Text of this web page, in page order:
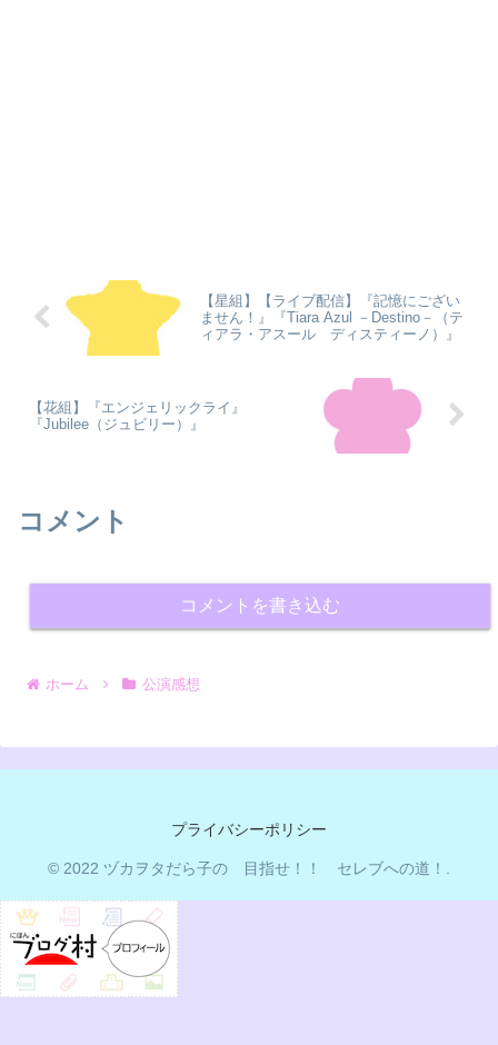
【星組】【ライブ配信】『記憶にござい
ません！』『Tiara Azul －Destino－（テ
ィアラ・アスール ディスティーノ）』
【花組】『エンジェリックライ』
『Jubilee（ジュビリー）』
コメント
コメントを書き込む
ホーム 公演感想
プライバシーポリシー
© 2022 ヅカヲタだら子の 目指せ！！ セレブへの道！.